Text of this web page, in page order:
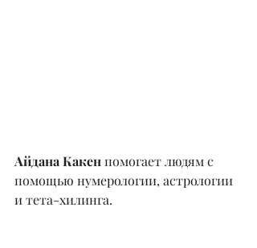
Айдана Какен помогает людям с
помощью нумерологии, астрологии
и тета-хилинга.